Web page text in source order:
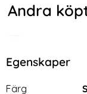
Andra
Armor Svar
Galaxy A35 5G
Egenskaper
Egenskaper/
Attribut
Färg